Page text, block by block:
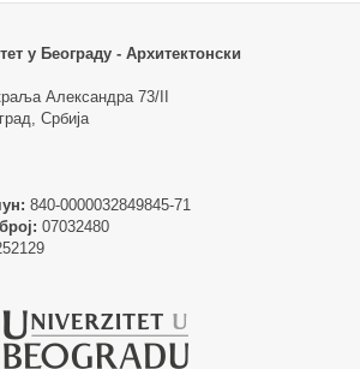
у Београду - Архитектонски
Александра 73/II
Србија
840-0000032849845-71
07032480